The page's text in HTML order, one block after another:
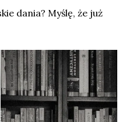
dania? Myślę, że już